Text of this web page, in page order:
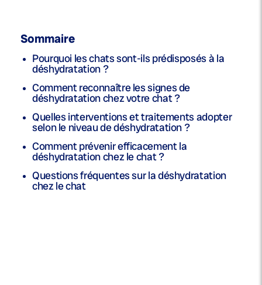
Sommaire
Pourquoi les chats sont-ils prédisposés à la
déshydratation ?
Comment reconnaître les signes de
déshydratation chez votre chat ?
Quelles interventions et traitements adopter
selon le niveau de déshydratation ?
Comment prévenir efficacement la
déshydratation chez le chat ?
Questions fréquentes sur la déshydratation
chez le chat